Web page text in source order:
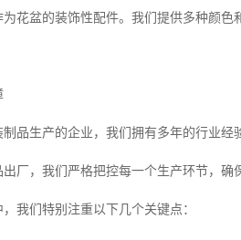
花盆的装饰性配件。我们提供多种颜
品生产的企业，我们拥有多年的行业
厂，我们严格把控每一个生产环节，确
我们特别注重以下几个关键点：